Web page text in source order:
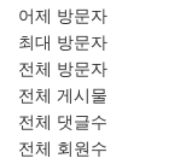
어제 방문자
최대 방문자
전체 방문자
전체 게시물
전체 댓글수
전체 회원수